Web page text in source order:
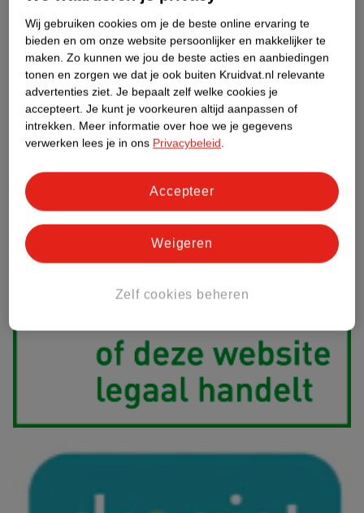
geneesmiddelen wanneer je vragen nog onbeantwoord zijn.
Gecertificeerde winkels en webshops met de Groene Plus doen er
alles aan om hun klanten juist en deskundig te adviseren over
zelfzorggeneesmiddelen. Het kan altijd gebeuren dat je een klacht
hebt over onze advisering. Wij horen dat graag om onze service te
verbeteren, ,neem dan contact op met onze klantenservice.
helpen je graag!
Wij gebruiken cookies om je de beste online ervaring te
bieden en om onze website persoonlijker en makkelijker te
maken. Zo kunnen we jou de beste acties en aanbiedingen
tonen en zorgen we dat je ook buiten Kruidvat.nl relevante
advertenties ziet. Je bepaalt zelf welke cookies je
accepteert. Je kunt je voorkeuren altijd aanpassen of
intrekken. Meer informatie over hoe we je gegevens
verwerken lees je in ons Privacybeleid.
Zelf cookies beheren
Weigeren
Accepteer